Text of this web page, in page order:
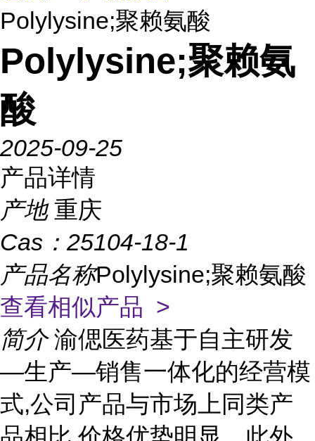
Polylysine;聚赖氨酸
Polylysine;聚赖氨
酸
2025-09-25
产品详情
产地 重庆
Cas： 25104-18-1
产品名称Polylysine;聚赖氨酸
查看相似产品 >
简介 渝偲医药基于自主研发
—生产—销售一体化的经营模
式,公司产品与市场上同类产